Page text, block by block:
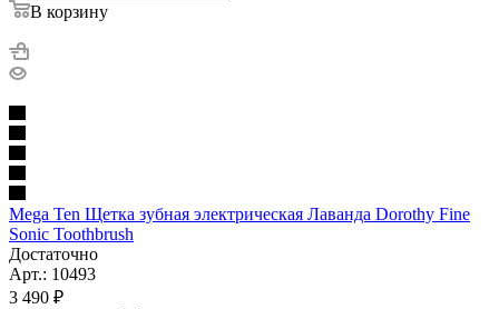
В корзину
Mega Ten Щетка зубная электрическая Лаванда Dorothy Fine
Sonic Toothbrush
Достаточно
Арт.: 10493
3 490 ₽